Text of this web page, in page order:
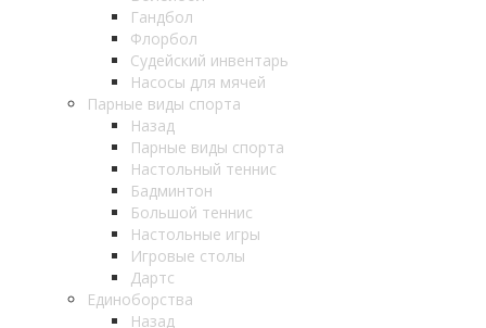
Гандбол
Флорбол
Судейский инвентарь
Насосы для мячей
Парные виды спорта
Назад
Парные виды спорта
Настольный теннис
Бадминтон
Большой теннис
Настольные игры
Игровые столы
Дартс
Единоборства
Назад